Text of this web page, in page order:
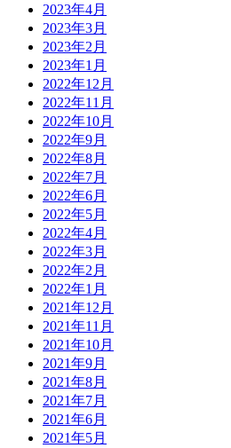
2023年4月
2023年3月
2023年2月
2023年1月
2022年12月
2022年11月
2022年10月
2022年9月
2022年8月
2022年7月
2022年6月
2022年5月
2022年4月
2022年3月
2022年2月
2022年1月
2021年12月
2021年11月
2021年10月
2021年9月
2021年8月
2021年7月
2021年6月
2021年5月